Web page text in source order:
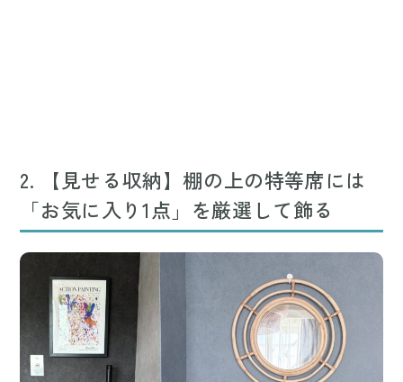
2. 【見せる収納】棚の上の特等席には
「お気に入り1点」を厳選して飾る